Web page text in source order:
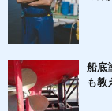
船底
も教